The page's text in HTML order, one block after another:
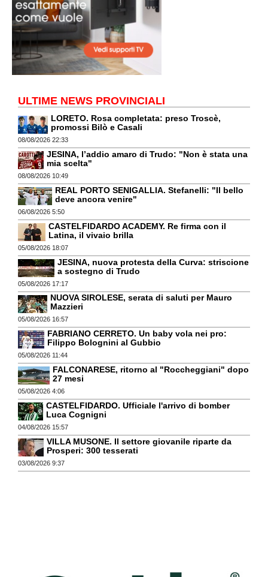
ULTIME NEWS PROVINCIALI
LORETO. Rosa completata: preso Troscè,
promossi Bilò e Casali
08/08/2026 22:33
JESINA, l’addio amaro di Trudo: "Non è stata una
mia scelta"
08/08/2026 10:49
REAL PORTO SENIGALLIA. Stefanelli: "Il bello
deve ancora venire"
06/08/2026 5:50
CASTELFIDARDO ACADEMY. Re firma con il
Latina, il vivaio brilla
05/08/2026 18:07
JESINA, nuova protesta della Curva: striscione
a sostegno di Trudo
05/08/2026 17:17
NUOVA SIROLESE, serata di saluti per Mauro
Mazzieri
05/08/2026 16:57
FABRIANO CERRETO. Un baby vola nei pro:
Filippo Bolognini al Gubbio
05/08/2026 11:44
FALCONARESE, ritorno al "Roccheggiani" dopo
27 mesi
05/08/2026 4:06
CASTELFIDARDO. Ufficiale l'arrivo di bomber
Luca Cognigni
04/08/2026 15:57
VILLA MUSONE. Il settore giovanile riparte da
Prosperi: 300 tesserati
03/08/2026 9:37